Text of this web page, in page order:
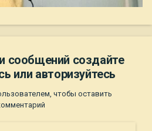
сообщений создайте
или авторизуйтесь
чтобы оставить